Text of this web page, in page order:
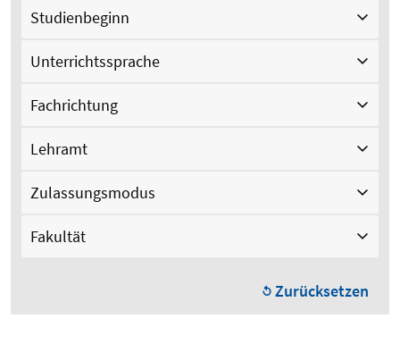
Studienbeginn
Unterrichtssprache
Fachrichtung
Lehramt
Zulassungsmodus
Fakultät
Zurücksetzen